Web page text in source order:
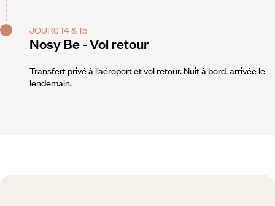
JOURS 14 & 15
Nosy Be - Vol retour
Transfert privé à l’aéroport et vol retour. Nuit à bord, arrivée le
lendemain.